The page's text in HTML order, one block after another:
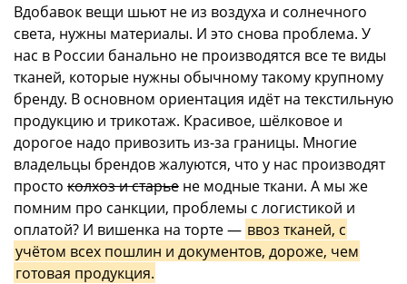
Вдобавок вещи шьют не из воздуха и солнечного
света, нужны материалы. И это снова проблема. У
нас в России банально не производятся все те виды
тканей, которые нужны обычному такому крупному
бренду. В основном ориентация идёт на текстильную
продукцию и трикотаж. Красивое, шёлковое и
дорогое надо привозить из-за границы. Многие
владельцы брендов жалуются, что у нас производят
просто колхоз и старье не модные ткани. А мы же
помним про санкции, проблемы с логистикой и
оплатой? И вишенка на торте — ввоз тканей, с
учётом всех пошлин и документов, дороже, чем
готовая продукция.